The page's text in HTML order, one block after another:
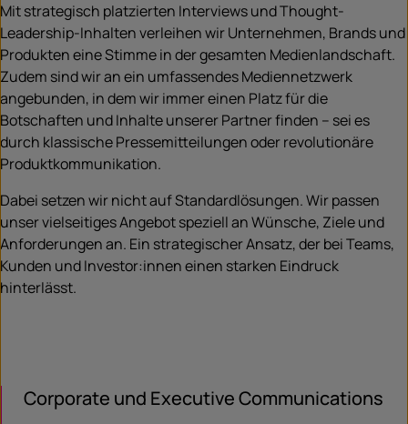
Mit strategisch platzierten Interviews und Thought-
Leadership-Inhalten verleihen wir Unternehmen, Brands und
Produkten eine Stimme in der gesamten Medienlandschaft.
Zudem sind wir an ein umfassendes Mediennetzwerk
angebunden, in dem wir immer einen Platz für die
Botschaften und Inhalte unserer Partner finden – sei es
durch klassische Pressemitteilungen oder revolutionäre
Produktkommunikation.
Dabei setzen wir nicht auf Standardlösungen. Wir passen
unser vielseitiges Angebot speziell an Wünsche, Ziele und
Anforderungen an. Ein strategischer Ansatz, der bei Teams,
Kunden und Investor:innen einen starken Eindruck
hinterlässt.
Corporate und Executive Communications